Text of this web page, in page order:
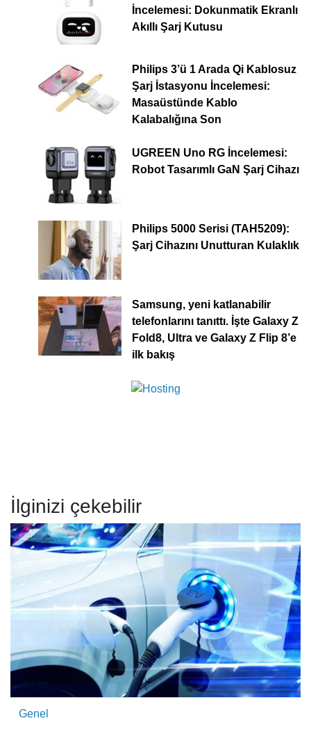
İncelemesi: Dokunmatik Ekranlı
Akıllı Şarj Kutusu
Philips 3’ü 1 Arada Qi Kablosuz
Şarj İstasyonu İncelemesi:
Masaüstünde Kablo
Kalabalığına Son
UGREEN Uno RG İncelemesi:
Robot Tasarımlı GaN Şarj Cihazı
Philips 5000 Serisi (TAH5209):
Şarj Cihazını Unutturan Kulaklık
Samsung, yeni katlanabilir
telefonlarını tanıttı. İşte Galaxy Z
Fold8, Ultra ve Galaxy Z Flip 8’e
ilk bakış
İlginizi çekebilir
Genel